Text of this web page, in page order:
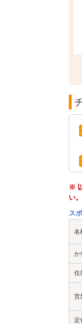
※
い。
ス
名
か
住
営
定